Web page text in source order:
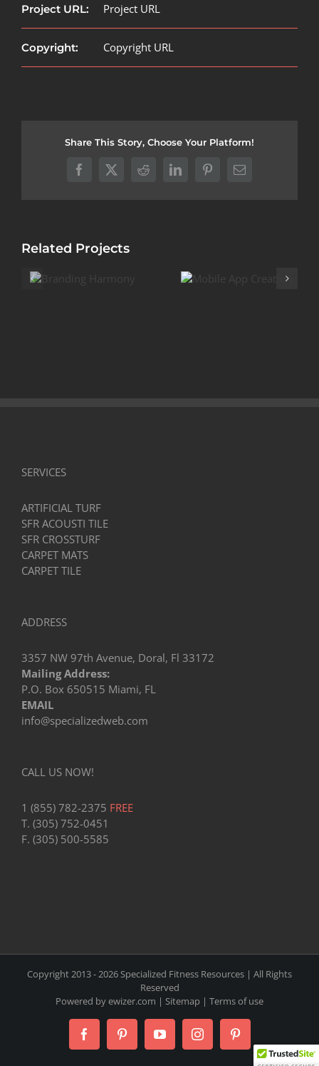
Project URL: Project URL
Copyright: Copyright URL
Share This Story, Choose Your Platform!
Facebook
X RedditLinkedInPinterestEmail
Related Projects
SERVICES
ARTIFICIAL TURF
SFR ACOUSTI TILE
SFR CROSSTURF
CARPET MATS
CARPET TILE
ADDRESS
3357 NW 97th Avenue, Doral, Fl 33172
Mailing Address:
P.O. Box 650515 Miami, FL
EMAIL
info@specializedweb.com
CALL US NOW!
1 (855) 782-2375 FREE
T. (305) 752-0451
F. (305) 500-5585
Copyright 2013 -2026 Specialized Fitness Resources | All Rights
Reserved
Powered byewizer.com | Sitemap | Terms of use
FacebookPinterestYouTubeInstagramPinterest